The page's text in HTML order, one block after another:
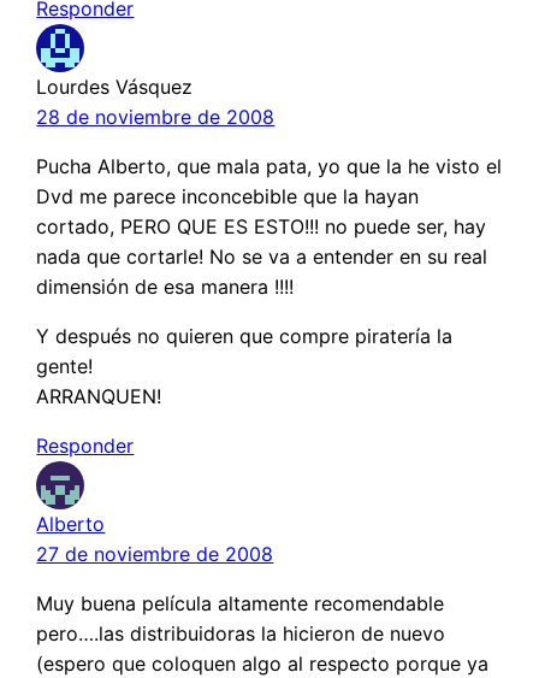
Responder
Lourdes Vásquez
28 de noviembre de 2008
Pucha Alberto, que mala pata, yo que la he visto el
Dvd me parece inconcebible que la hayan
cortado, PERO QUE ES ESTO!!! no puede ser, hay
nada que cortarle! No se va a entender en su real
dimensión de esa manera !!!!
Y después no quieren que compre piratería la
gente!
ARRANQUEN!
Responder
Alberto
27 de noviembre de 2008
Muy buena película altamente recomendable
pero….las distribuidoras la hicieron de nuevo
(espero que coloquen algo al respecto porque ya